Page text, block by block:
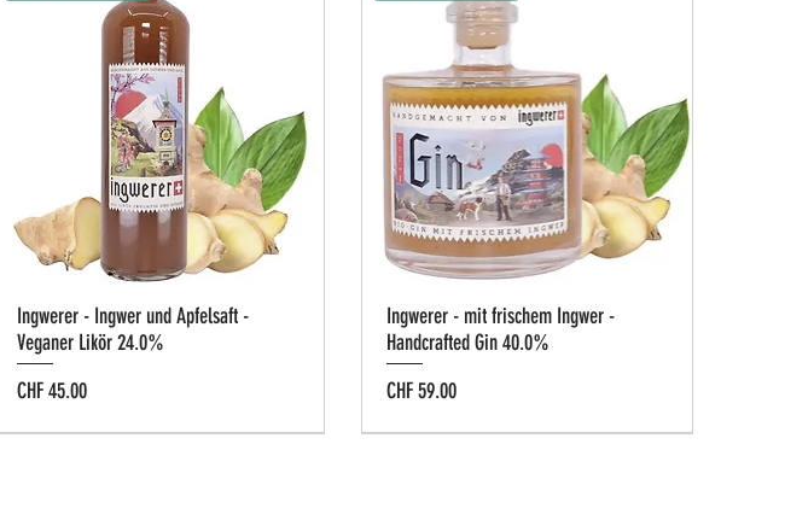
Ingwerer - Ingwer und Apfelsaft -
Veganer Likör 24.0%
Preis
CHF 45.00
Ingwerer - mit frischem Ingwer -
Handcrafted Gin 40.0%
Preis
CHF 59.00